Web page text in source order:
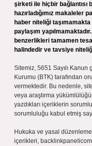
şirketi ile hiçbir bağlantısı
hazırladığımız makaleler
haber niteliği
paylaşım
benzerlikleri tamamen
halindedir ve tavsiye
Sitemiz, 5651 Sayılı
Kurumu (BTK) tarafından
vermektedir. Bu nedenle,
veya araştırma
yazdıkları içeriklerin
sorumluluğu kabul etmiş
Hukuka ve yasal
içerikleri,